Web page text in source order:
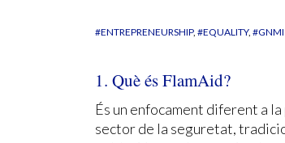
#ENTREPRENEURSHIP #EQUALITY #GNMI
1. Què és FlamAid?
És un enfocament diferent a
sector de la seguretat,